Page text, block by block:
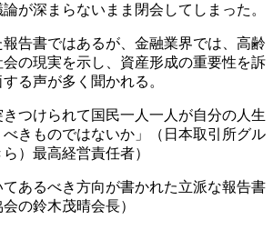
が深まらないまま閉会してしまった。
告書ではあるが、金融業界では、高齢
の現実を示し、資産形成の重要性を訴
る声が多く聞かれる。
きつけられて国民一人一人が自分の人生
きものではないか」（日本取引所グル
）最高経営責任者）
てあるべき方向が書かれた立派な報告書
の鈴木茂晴会長）